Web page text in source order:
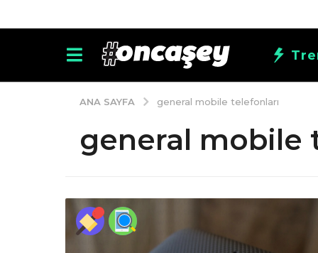
ANA SAYFA general mobile telefonları
general mobile